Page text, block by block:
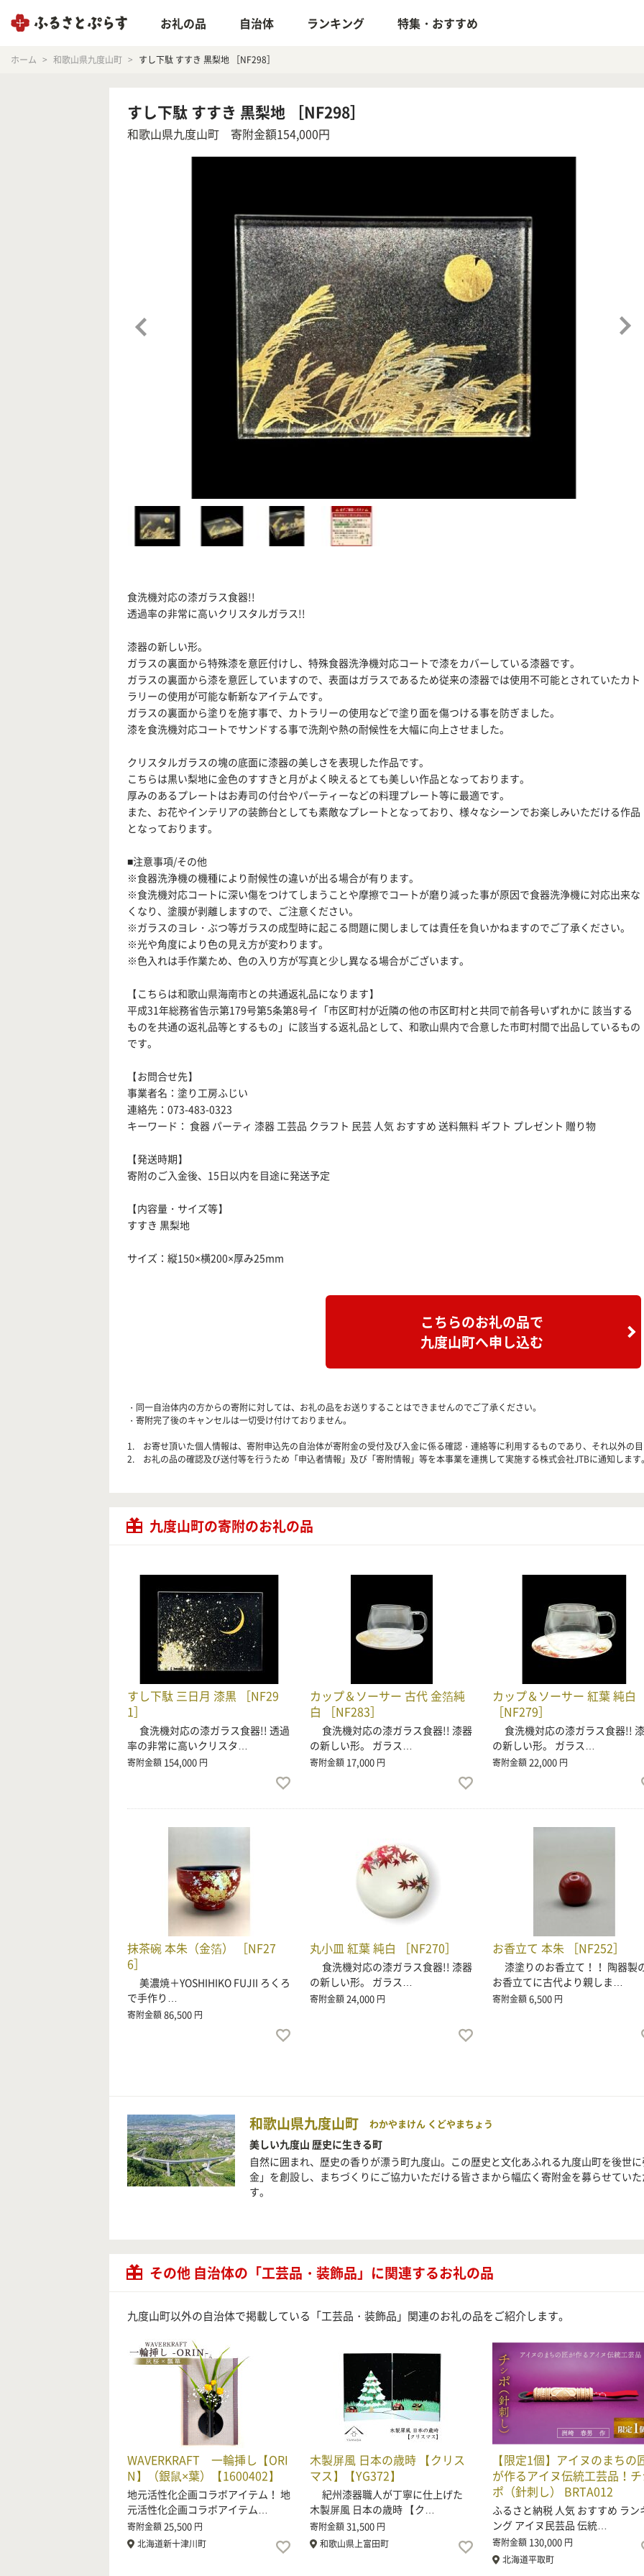
お礼の品 自治体 ランキング 特集・おすすめ
ホーム 和歌山県九度山町 すし下駄 すすき 黒梨地 ［NF298］
すし下駄 すすき 黒梨地 ［NF298］
和歌山県九度山町 寄附金額154,000円
食洗機対応の漆ガラス食器!!
透過率の非常に高いクリスタルガラス!!
漆器の新しい形。
ガラスの裏面から特殊漆を意匠付けし、特殊食器洗浄機対応コートで漆をカバーしている漆器です。
ガラスの裏面から漆を意匠していますので、表面はガラスであるため従来の漆器では使用不可能とされていたカト
ラリーの使用が可能な斬新なアイテムです。
ガラスの裏面から塗りを施す事で、カトラリーの使用などで塗り面を傷つける事を防ぎました。
漆を食洗機対応コートでサンドする事で洗剤や熱の耐候性を大幅に向上させました。
クリスタルガラスの塊の底面に漆器の美しさを表現した作品です。
こちらは黒い梨地に金色のすすきと月がよく映えるとても美しい作品となっております。
厚みのあるプレートはお寿司の付台やパーティーなどの料理プレート等に最適です。
また、お花やインテリアの装飾台としても素敵なプレートとなっており、様々なシーンでお楽しみいただける作品
となっております。
■注意事項/その他
※食器洗浄機の機種により耐候性の違いが出る場合が有ります。
※食洗機対応コートに深い傷をつけてしまうことや摩擦でコートが磨り減った事が原因で食器洗浄機に対応出来な
くなり、塗膜が剥離しますので、ご注意ください。
※ガラスのヨレ・ぶつ等ガラスの成型時に起こる問題に関しましては責任を負いかねますのでご了承ください。
※光や角度により色の見え方が変わります。
※色入れは手作業ため、色の入り方が写真と少し異なる場合がございます。
【こちらは和歌山県海南市との共通返礼品になります】
平成31年総務省告示第179号第5条第8号イ「市区町村が近隣の他の市区町村と共同で前各号いずれかに 該当する
ものを共通の返礼品等とするもの」に該当する返礼品として、和歌山県内で合意した市町村間で出品しているもの
です。
【お問合せ先】
事業者名：塗り工房ふじい
連絡先：073-483-0323
キーワード： 食器 パーティ 漆器 工芸品 クラフト 民芸 人気 おすすめ 送料無料 ギフト プレゼント 贈り物
【発送時期】
寄附のご入金後、15日以内を目途に発送予定
【内容量・サイズ等】
すすき 黒梨地
サイズ：縦150×横200×厚み25mm
こちらのお礼の品で
九度山町へ申し込む
・同一自治体内の方からの寄附に対しては、お礼の品をお送りすることはできませんのでご了承ください。
・寄附完了後のキャンセルは一切受け付けておりません。
1. お寄せ頂いた個人情報は、寄附申込先の自治体が寄附金の受付及び入金に係る確認・連絡等に利用するものであり、それ以外の
2. お礼の品の確認及び送付等を行うため「申込者情報」及び「寄附情報」等を本事業を連携して実施する株式会社JTBに通知します
九度山町の寄附のお礼の品
すし下駄 三日月 漆黒 ［NF29
1］
食洗機対応の漆ガラス食器!! 透過
率の非常に高いクリスタ…
寄附金額 154,000 円
カップ＆ソーサー 古代 金箔純
白 ［NF283］
食洗機対応の漆ガラス食器!! 漆器
の新しい形。 ガラス…
寄附金額 17,000 円
カップ＆ソーサー 紅葉 純白
［NF279］
食洗機対応の漆ガラス食器!!
の新しい形。 ガラス…
寄附金額22,000 円
抹茶碗 本朱（金箔） ［NF27
6］
美濃焼＋YOSHIHIKO FUJII ろくろ
で手作り…
寄附金額86,500 円
丸小皿 紅葉 純白 ［NF270］
食洗機対応の漆ガラス食器!! 漆器
の新しい形。 ガラス…
寄附金額24,000 円
お香立て 本朱 ［NF252］
漆塗りのお香立て！！ 陶器製
お香立てに古代より親しま…
寄附金額6,500 円
和歌山県九度山町 わかやまけん くどやまちょう
美しい九度山 歴史に生きる町
自然に囲まれ、歴史の香りが漂う町九度山。この歴史と文化あふれる九度山町を後世
金」を創設し、まちづくりにご協力いただける皆さまから幅広く寄附金を募らせてい
す。
その他 自治体の「工芸品・装飾品」に関連するお礼の品
九度山町以外の自治体で掲載している「工芸品・装飾品」関連のお礼の品をご紹介します。
WAVERKRAFT 一輪挿し【ORI
N】（銀鼠×葉）【1600402】
地元活性化企画コラボアイテム！ 地
元活性化企画コラボアイテム…
寄附金額25,500 円
北海道新十津川町
木製屏風 日本の歳時 【クリス
マス】【YG372】
紀州漆器職人が丁寧に仕上げた
木製屏風 日本の歳時 【ク…
寄附金額31,500 円
和歌山県上富田町
【限定1個】アイヌのまちの
が作るアイヌ伝統工芸品！
ポ（針刺し） BRTA012
ふるさと納税 人気 おすすめ ラン
ング アイヌ民芸品 伝統…
寄附金額 130,000 円
北海道平取町